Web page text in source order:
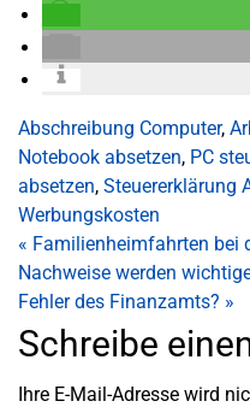
Abschreibung Computer,
Notebook absetzen, PC
absetzen, Steuererklärung
Werbungskosten
« Familienheimfahrten bei
Nachweise werden
Fehler des Finanzamts? »
Schreibe
Ihre E-Mail-Adresse wird